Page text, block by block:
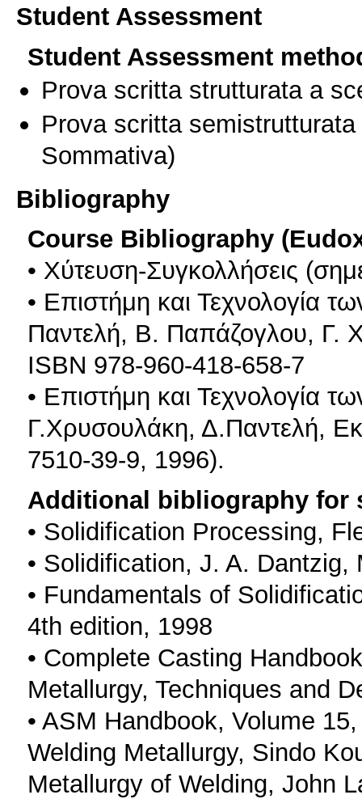
Student Assessment
Student Assessment
Prova scritta strutturata a
Prova scritta
Sommativa)
Bibliography
Course Bibliography
• Χύτευση-Συγκολλήσεις
• Επιστήμη και Τεχνολογία
Παντελή, Β. Παπάζογλου, Γ.
ISBN 978-960-418-658-7
• Επιστήμη και Τεχνολογία
Γ.Χρυσουλάκη, Δ.Παντελή,
7510-39-9, 1996).
Additional bibliography for
• Solidification Processing,
• Solidification, J. A.
• Fundamentals of
4th edition, 1998
• Complete Casting
Metallurgy, Techniques and
• ASM Handbook, Volume
Welding Metallurgy, Sindo
Metallurgy of Welding, John